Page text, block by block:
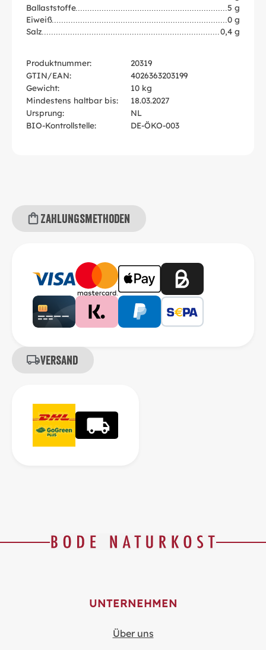
Ballaststoffe
5 g
Eiweiß
0 g
Salz
0,4 g
Produktnummer:
20319
GTIN/EAN:
4026363203199
Gewicht:
10 kg
Mindestens haltbar bis:
18.03.2027
Ursprung:
NL
BIO-Kontrollstelle:
DE-ÖKO-003
Zahlungsmethoden
Versand
UNTERNEHMEN
Über uns